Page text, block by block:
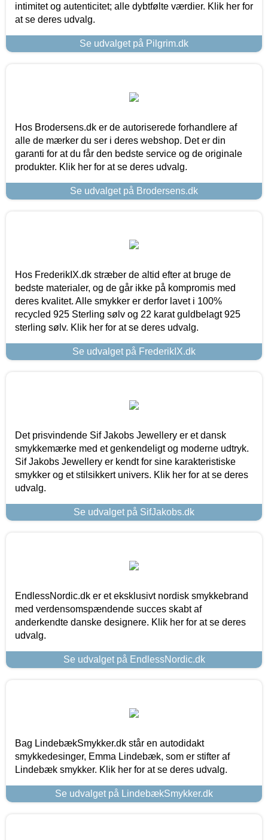
intimitet og autenticitet; alle dybtfølte værdier. Klik her for
at se deres udvalg.
Se udvalget på Pilgrim.dk
Hos Brodersens.dk er de autoriserede forhandlere af
alle de mærker du ser i deres webshop. Det er din
garanti for at du får den bedste service og de originale
produkter. Klik her for at se deres udvalg.
Se udvalget på Brodersens.dk
Hos FrederikIX.dk stræber de altid efter at bruge de
bedste materialer, og de går ikke på kompromis med
deres kvalitet. Alle smykker er derfor lavet i 100%
recycled 925 Sterling sølv og 22 karat guldbelagt 925
sterling sølv. Klik her for at se deres udvalg.
Se udvalget på FrederikIX.dk
Det prisvindende Sif Jakobs Jewellery er et dansk
smykkemærke med et genkendeligt og moderne udtryk.
Sif Jakobs Jewellery er kendt for sine karakteristiske
smykker og et stilsikkert univers. Klik her for at se deres
udvalg.
Se udvalget på SifJakobs.dk
EndlessNordic.dk er et eksklusivt nordisk smykkebrand
med verdensomspændende succes skabt af
anderkendte danske designere. Klik her for at se deres
udvalg.
Se udvalget på EndlessNordic.dk
Bag LindebækSmykker.dk står en autodidakt
smykkedesinger, Emma Lindebæk, som er stifter af
Lindebæk smykker. Klik her for at se deres udvalg.
Se udvalget på LindebækSmykker.dk